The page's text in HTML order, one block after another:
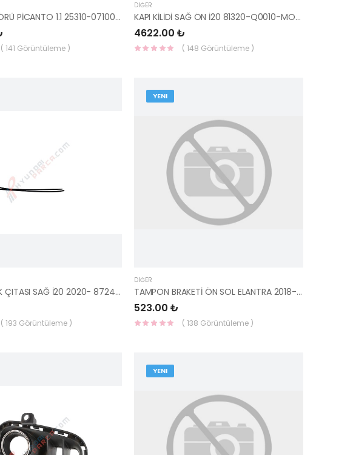
SU RADYATÖRÜ PİCANTO 1.1 25310-07100-YS
( 141 Görüntüleme )
DIĞER
KAPI KİLİDİ SAĞ ÖN İ20 81320-Q0010-MOBIS-S
4622.00 ₺
( 148 Görüntüleme )
TAVAN OLUK ÇITASI SAĞ İ20 2020- 87240-Q0000-MOBIS-S
( 193 Görüntüleme )
YENI
DIĞER
TAMPON BRAKETİ ÖN SOL ELANTRA 2018-2019 86513-F2AA0-MOBIS-S
523.00 ₺
( 138 Görüntüleme )
YENI